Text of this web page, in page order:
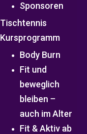
Sponsoren
Tischtennis
Kursprogramm
Body Burn
Fit und
beweglich
bleiben –
auch im Alter
Fit & Aktiv ab